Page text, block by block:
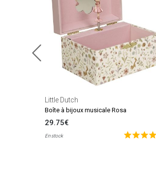
Little Dutch
Boîte à bijoux musicale Rosa
29.75€
En stock